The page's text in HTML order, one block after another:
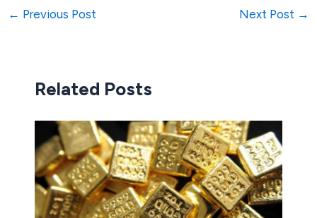
← Previous Post Next Post →
Related Posts